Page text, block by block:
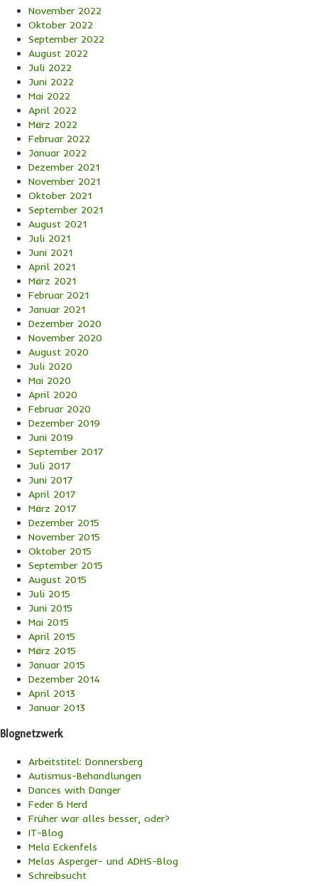
November 2022
Oktober 2022
September 2022
August 2022
Juli 2022
Juni 2022
Mai 2022
April 2022
März 2022
Februar 2022
Januar 2022
Dezember 2021
November 2021
Oktober 2021
September 2021
August 2021
Juli 2021
Juni 2021
April 2021
März 2021
Februar 2021
Januar 2021
Dezember 2020
November 2020
August 2020
Juli 2020
Mai 2020
April 2020
Februar 2020
Dezember 2019
Juni 2019
September 2017
Juli 2017
Juni 2017
April 2017
März 2017
Dezember 2015
November 2015
Oktober 2015
September 2015
August 2015
Juli 2015
Juni 2015
Mai 2015
April 2015
März 2015
Januar 2015
Dezember 2014
April 2013
Januar 2013
Blognetzwerk
Arbeitstitel: Donnersberg
Autismus-Behandlungen
Dances with Danger
Feder & Herd
Früher war alles besser, oder?
IT-Blog
Mela Eckenfels
Melas Asperger- und ADHS-Blog
Schreibsucht